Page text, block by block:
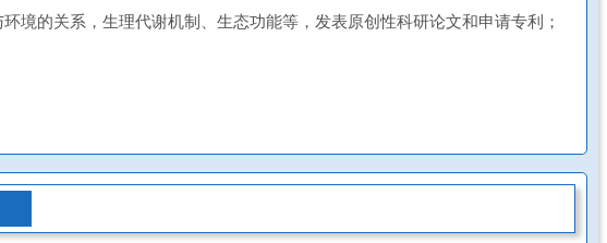
境的关系，生理代谢机制、生态功能等，发表原创性科研论文和申请专利；